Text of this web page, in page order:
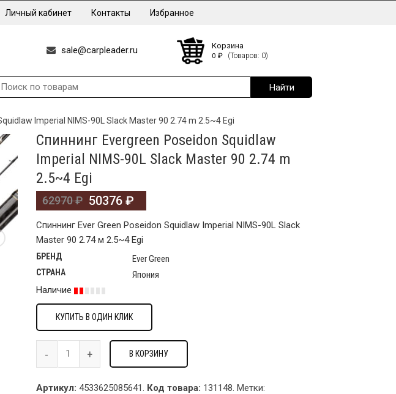
Личный кабинет Контакты Избранное
sale@carpleader.ru Корзина
0 ₽ (Товаров: 0)
Imperial NIMS-90L Slack Master 90 2.74 m 2.5~4 Egi
Спиннинг Evergreen Poseidon Squidlaw
Imperial NIMS-90L Slack Master 90 2.74 m
2.5~4 Egi
62970₽ 50376 ₽
Спиннинг Ever Green Poseidon Squidlaw Imperial NIMS-90L Slack
Master 90 2.74 м 2.5~4 Egi
БРЕНД Ever Green
СТРАНА
Япония
Наличие
КУПИТЬ В ОДИН КЛИК
В КОРЗИНУ
Артикул: 4533625085641. Код товара: 131148. Метки: